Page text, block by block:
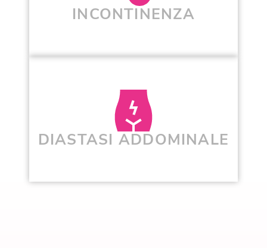
INCONTINENZA
DIASTASI ADDOMINALE